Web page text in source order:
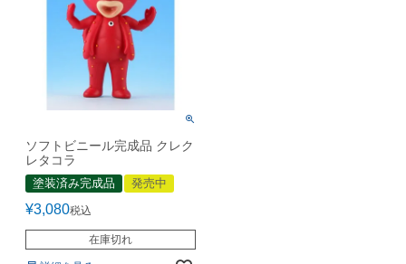
ソフトビニール完成品 クレク
レタコラ
塗装済み完成品 発売中
¥3,080税込
在庫切れ